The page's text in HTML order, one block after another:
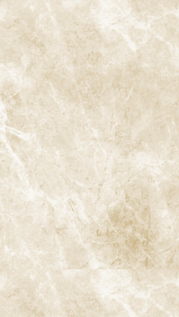
14 第二北原ビル3階
/ JR中央/総武線「阿佐ケ
南阿佐ケ谷駅」徒歩8分